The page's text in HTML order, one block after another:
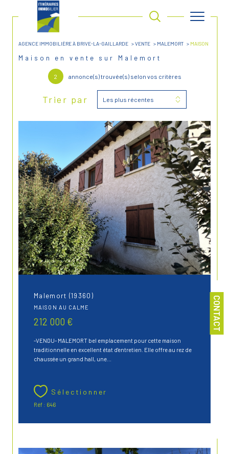
CONTACT
AGENCE IMMOBILIÈRE À BRIVE-LA-GAILLARDE VENTE MALEMORT MAISON
Maison en vente sur Malemort
2 annonce(s) trouvée(s) selon vos critères
Trier par Les plus récentes
Malemort (19360)
MAISON AU CALME
212 000 €
-VENDU- MALEMORT bel emplacement pour cette maison
traditionnelle en excellent état d'entretien. Elle offre au rez de
chaussée un grand hall, une...
Sélectionner
Réf : 646